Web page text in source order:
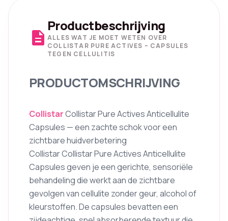
description
Productbeschrijving
ALLES WAT JE MOET WETEN OVER
COLLISTAR PURE ACTIVES – CAPSULES
TEGEN CELLULITIS
PRODUCTOMSCHRIJVING
CollistarCollistar Pure Actives Anticellulite
Capsules — een zachte schok voor een
zichtbare huidverbetering
Collistar Collistar Pure Actives Anticellulite
Capsules geven je een gerichte, sensoriële
behandeling die werkt aan de zichtbare
gevolgen van cellulite zonder geur, alcohol of
kleurstoffen. De capsules bevatten een